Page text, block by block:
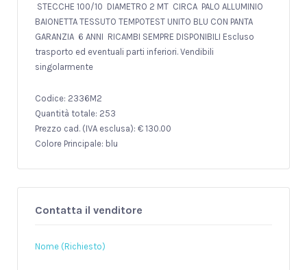
STECCHE 100/10 DIAMETRO 2 MT CIRCA PALO ALLUMINIO
BAIONETTA TESSUTO TEMPOTEST UNITO BLU CON PANTA
GARANZIA 6 ANNI RICAMBI SEMPRE DISPONIBILI Escluso
trasporto ed eventuali parti inferiori. Vendibili
singolarmente
Codice: 2336M2
Quantità totale: 253
Prezzo cad. (IVA esclusa): € 130.00
Colore Principale: blu
Contatta il venditore
Nome (Richiesto)